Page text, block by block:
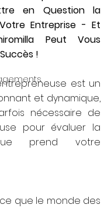
en Question la
Entreprise - Et
Peut Vous
!
est un
et dynamique,
nécessaire de
pour évaluer la
prend votre
que le monde des